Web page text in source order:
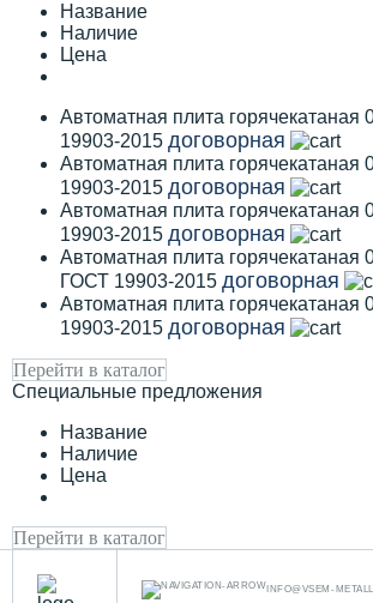
Название
Наличие
Цена
Автоматная плита
19903-2015 договорная
Автоматная плита
19903-2015 договорная
Автоматная плита
19903-2015 договорная
Автоматная плита
ГОСТ 19903-2015 договорная
Автоматная плита
19903-2015 договорная
Перейти в каталог
Специальные предложения
Название
Наличие
Цена
Перейти в каталог
INFO@VSEM-